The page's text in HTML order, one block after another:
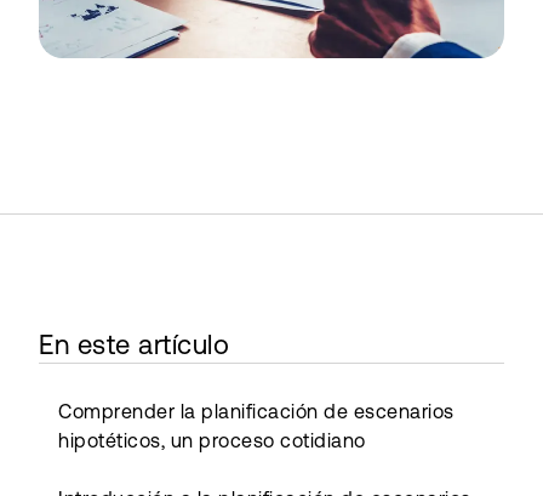
En este artículo
Comprender la planificación de escenarios
hipotéticos, un proceso cotidiano